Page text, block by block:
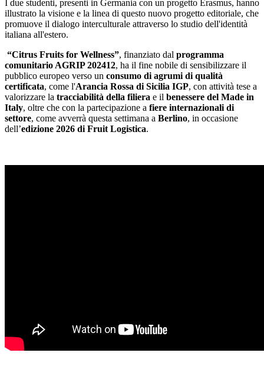
I due studenti, presenti in Germania con un progetto Erasmus, hanno
illustrato la visione e la linea di questo nuovo progetto editoriale, che
promuove il dialogo interculturale attraverso lo studio dell'identità
italiana all'estero.
“Citrus Fruits for Wellness”, finanziato dal programma
comunitario AGRIP 202412, ha il fine nobile di sensibilizzare il
pubblico europeo verso un consumo di agrumi di qualità
certificata, come l'Arancia Rossa di Sicilia IGP, con attività tese a
valorizzare la tracciabilità della filiera e il benessere del Made in
Italy, oltre che con la partecipazione a fiere internazionali di
settore, come avverrà questa settimana a Berlino, in occasione
dell’edizione 2026 di Fruit Logistica.